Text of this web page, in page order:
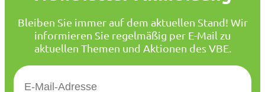
Bleiben Sie immer auf dem aktuellen Stand! Wir
informieren Sie regelmäßig per E-Mail zu
aktuellen Themen und Aktionen des VBE.
E